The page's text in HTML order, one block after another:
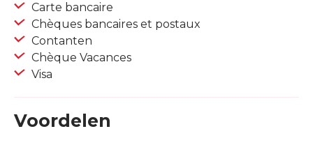
Carte bancaire
Chèques bancaires et postaux
Contanten
Chèque Vacances
Visa
Voordelen